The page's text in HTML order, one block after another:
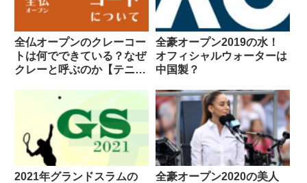
全仏オープンのクレーコー
トは何でできている？なぜ
クレーと呼ぶのか【テニ
全豪オープン2019の水！
オフィシャルウォーターは
中国製？
2021年グランドスラムの
全豪オープン2020の美人